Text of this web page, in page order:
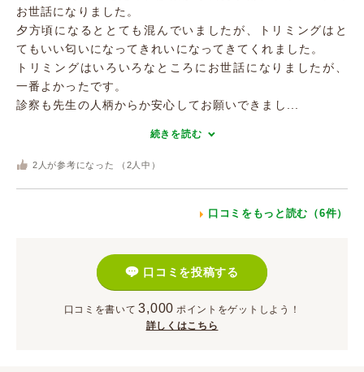
お世話になりました。
夕方頃になるととても混んでいましたが、トリミングはと
てもいい匂いになってきれいになってきてくれました。
トリミングはいろいろなところにお世話になりましたが、
一番よかったです。
診察も先生の人柄からか安心してお願いできまし...
続きを読む
2 人が参考になった （ 2 人中）
口コミをもっと読む（6件）
口コミを投稿する
口コミを書いて 3,000 ポイント をゲットしよう！
詳しくはこちら